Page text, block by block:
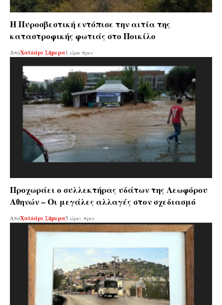
Η Πυροσβεστική εντόπισε την αιτία της
καταστροφικής φωτιάς στο Ποικίλο
ΑπόΧαϊδάρι Σήμερα 1 ώρα πριν
Προχωράει ο συλλεκτήρας υδάτων της Λεωφόρου
Αθηνών – Οι μεγάλες αλλαγές στον σχεδιασμό
ΑπόΧαϊδάρι Σήμερα5 ώρες πριν